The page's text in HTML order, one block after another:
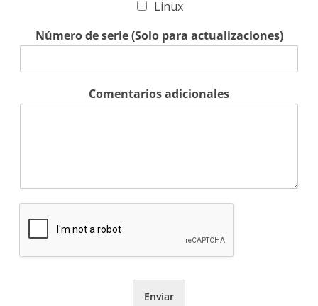
Linux
Número de serie (Solo para actualizaciones)
Comentarios adicionales
Enviar